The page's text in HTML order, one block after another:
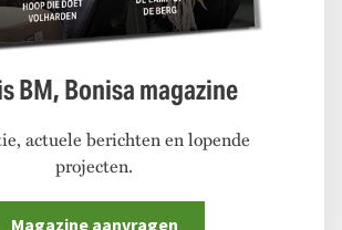
BM, Bonisa magazine
actuele berichten en lopende
projecten.
Magazine aanvragen